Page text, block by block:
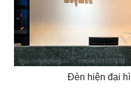
Đèn hiện đại